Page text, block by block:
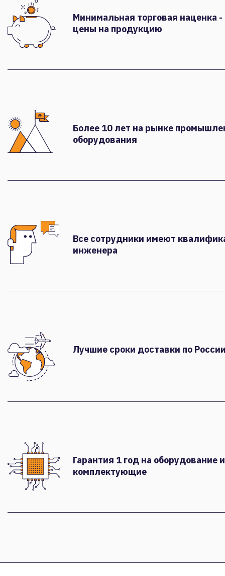
Минимальная торговая наценка
цены на продукцию
Более 10 лет на рынке
оборудования
Все сотрудники имеют
инженера
Лучшие сроки доставки по
Гарантия 1 год на оборудование и
комплектующие